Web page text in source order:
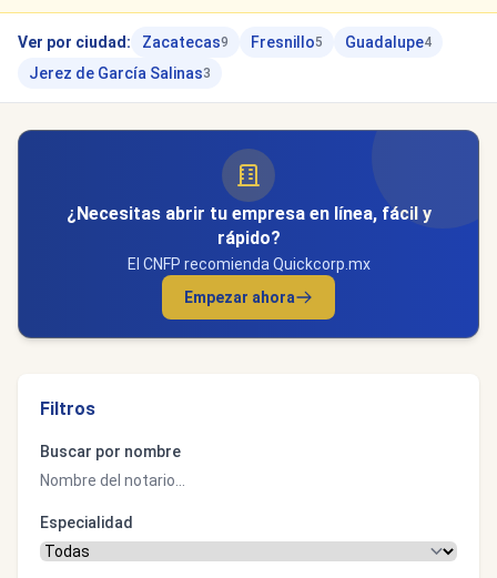
Ver por ciudad: Zacatecas9 Fresnillo5 Guadalupe4
Jerez de García Salinas3
¿Necesitas abrir tu empresa en línea, fácil y
rápido?
El CNFP recomienda Quickcorp.mx
Empezar ahora
Filtros
Buscar por nombre
Especialidad